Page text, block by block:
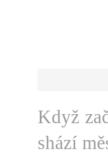
Když
shází